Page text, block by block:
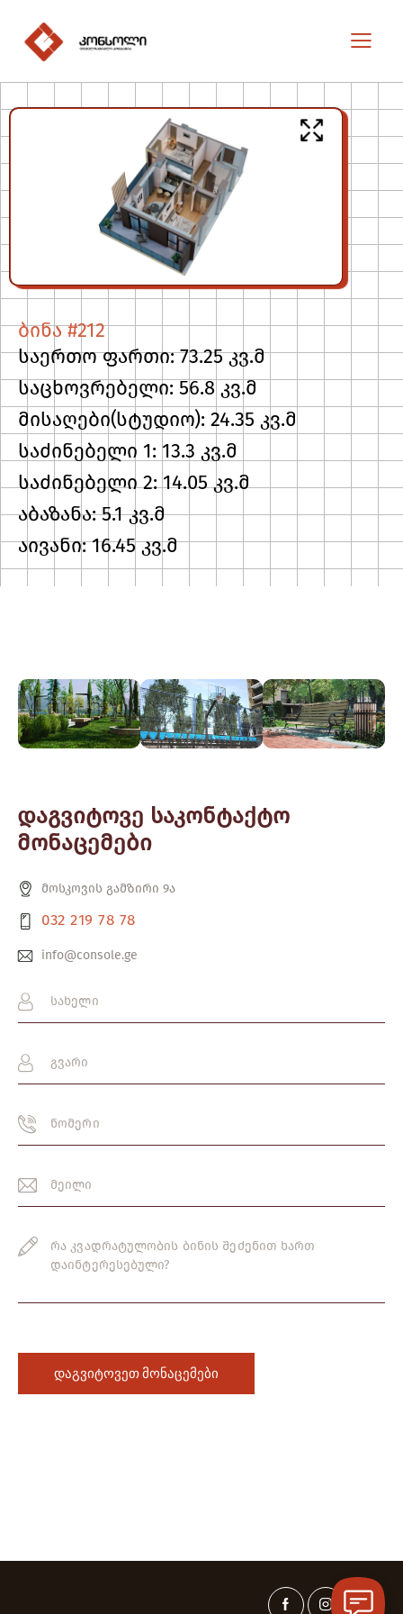
ბინა #212
საერთო ფართი: 73.25 კვ.მ
საცხოვრებელი: 56.8 კვ.მ
მისაღები(სტუდიო): 24.35 კვ.მ
საძინებელი 1: 13.3 კვ.მ
საძინებელი 2: 14.05 კვ.მ
აბაზანა: 5.1 კვ.მ
აივანი: 16.45 კვ.მ
დაგვიტოვე საკონტაქტო
მონაცემები
მოსკოვის გამზირი 9ა
032 219 78 78
info@console.ge